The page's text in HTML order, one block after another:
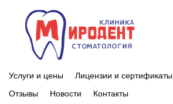
Услуги и цены Лицензии и сертификаты
Отзывы
Новости Контакты